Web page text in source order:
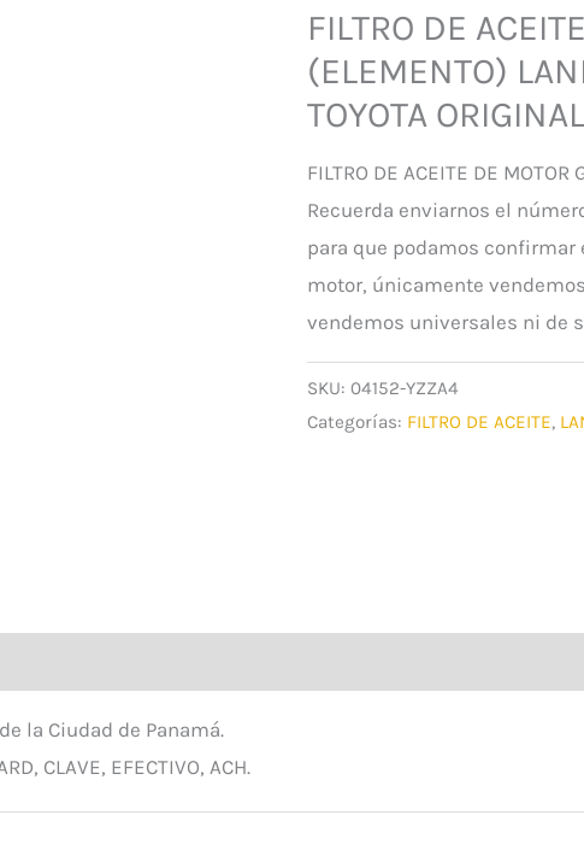
FILTRO DE
(ELEMENTO)
TOYOTA ORIGINAL
FILTRO DE ACEITE DE MOTOR
Recuerda enviarnos el
para que podamos confirmar
motor, únicamente
vendemos universales ni de
SKU: 04152-YZZA4
Categorías: FILTRO DE ACEITE,
la Ciudad de Panamá.
CLAVE, EFECTIVO, ACH.